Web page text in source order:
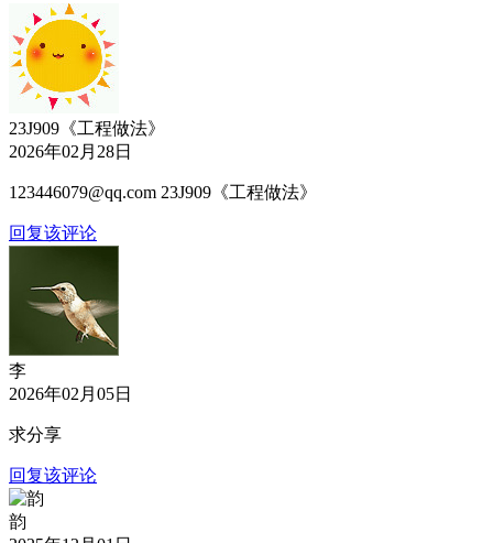
23J909《工程做法》
2026年02月28日
123446079@qq.com 23J909《工程做法》
回复该评论
李
2026年02月05日
求分享
回复该评论
韵